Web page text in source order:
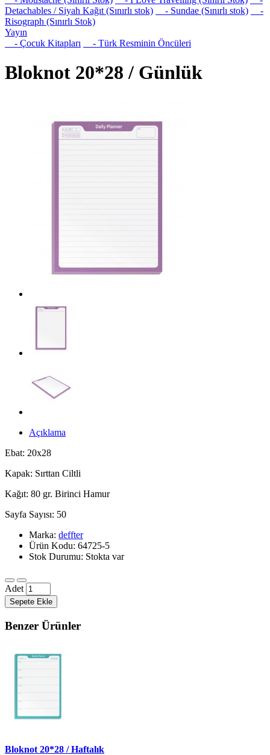
Detachables / Siyah Kağıt (Sınırlı stok)
- Sundae (Sınırlı stok)
-
Risograph (Sınırlı Stok)
Yayın
- Çocuk Kitapları
- Türk Resminin Öncüleri
Bloknot 20*28 / Günlük
Açıklama
Ebat: 20x28
Kapak: Sırttan Ciltli
Kağıt: 80 gr. Birinci Hamur
Sayfa Sayısı: 50
Marka: deffter
Ürün Kodu: 64725-5
Stok Durumu: Stokta var
Adet
Sepete Ekle
Benzer Ürünler
Bloknot 20*28 / Haftalık